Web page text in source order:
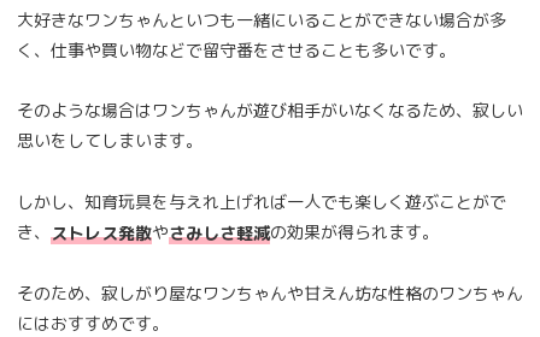
大好きなワンちゃんといつも一緒にいることができない場合が多
く、仕事や買い物などで留守番をさせることも多いです。
そのような場合はワンちゃんが遊び相手がいなくなるため、寂しい
思いをしてしまいます。
しかし、知育玩具を与えれ上げれば一人でも楽しく遊ぶことがで
き、 ストレス発散やさみしさ軽減の効果が得られます。
そのため、寂しがり屋なワンちゃんや甘えん坊な性格のワンちゃん
にはおすすめです。